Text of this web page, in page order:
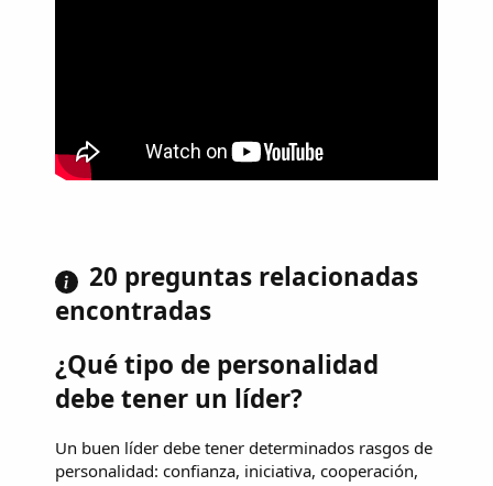
20 preguntas relacionadas
encontradas
¿Qué tipo de personalidad
debe tener un líder?
Un buen líder debe tener determinados rasgos de
personalidad: confianza, iniciativa, cooperación,